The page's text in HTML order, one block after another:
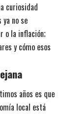
curiosidad
ya no se
o la inflación;
y cómo esos
años es que
local está